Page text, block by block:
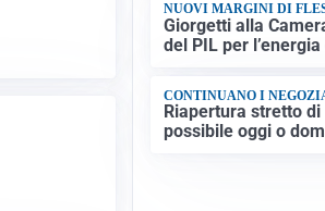
NUOVI MARGINI DI
Giorgetti alla
del PIL per
CONTINUANO I
Riapertura stretto
possibile oggi o